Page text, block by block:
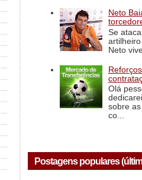
Neto
Se
Neto
Olá
sobre
co...
Postagens populares